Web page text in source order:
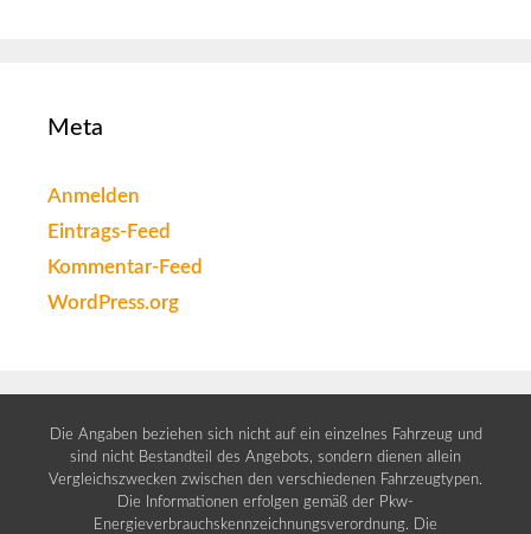
Meta
Anmelden
Eintrags-Feed
Kommentar-Feed
WordPress.org
Die Angaben beziehen sich nicht auf ein einzelnes Fahrzeug und
sind nicht Bestandteil des Angebots, sondern dienen allein
Vergleichszwecken zwischen den verschiedenen Fahrzeugtypen.
Die Informationen erfolgen gemäß der Pkw-
Energieverbrauchskennzeichnungsverordnung. Die